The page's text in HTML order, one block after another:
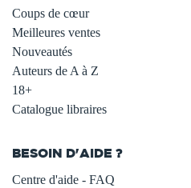
Coups de cœur
Meilleures ventes
Nouveautés
Auteurs de A à Z
18+
Catalogue libraires
BESOIN D'AIDE ?
Centre d'aide - FAQ